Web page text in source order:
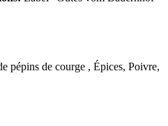
pépins de courge , Épices, Poivre,